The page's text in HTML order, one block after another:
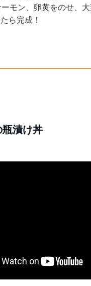
モン、卵黄をのせ、
ら完成！
漬け丼